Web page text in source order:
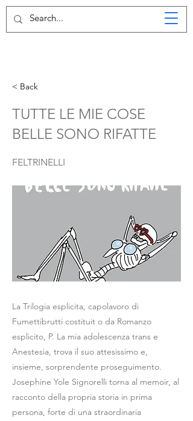
< Back
TUTTE LE MIE COSE
BELLE SONO RIFATTE
FELTRINELLI
La Trilogia esplicita, capolavoro di
Fumettibrutti costituit o da Romanzo
esplicito, P. La mia adolescenza trans e
Anestesia, trova il suo attesissimo e,
insieme, sorprendente proseguimento.
Josephine Yole Signorelli torna al memoir, al
racconto della propria storia in prima
persona, forte di una straordinaria